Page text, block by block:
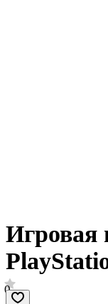
Игровая
0